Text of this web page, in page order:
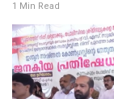
സമ്മേളനത്തിന്
WATCH VIDEO
1 Min Read